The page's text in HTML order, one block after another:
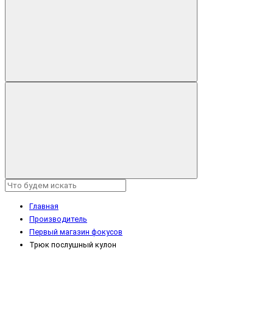
Главная
Производитель
Первый магазин фокусов
Трюк послушный кулон